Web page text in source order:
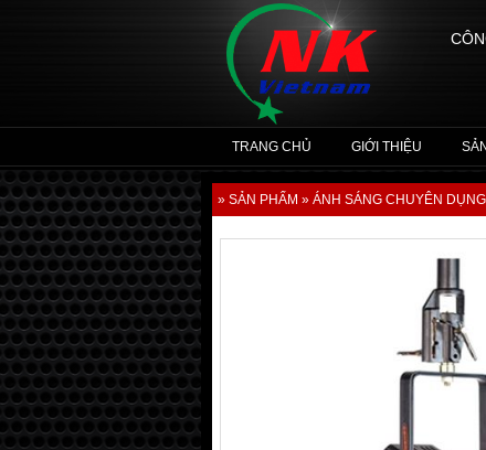
TRANG CHỦ GIỚI THIỆU
» SẢN PHẨM » ÁNH SÁNG CHUYÊN DỤNG